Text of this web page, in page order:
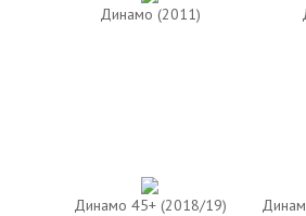
Динамо (2011)
Динамо 45+ (2018/19)